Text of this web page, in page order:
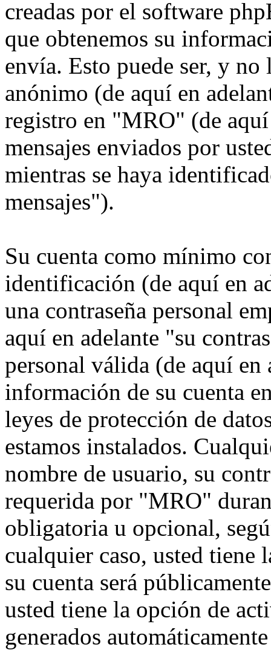
creadas por el software
que obtenemos su
envía. Esto puede ser, y
anónimo (de aquí en
registro en "MRO" (de
mensajes enviados por
mientras se haya
mensajes").
Su cuenta como mínimo
identificación (de aquí en
una contraseña personal
aquí en adelante "su
personal válida (de aquí
información de su cuenta
leyes de protección de
estamos instalados.
nombre de usuario, su
requerida por "MRO"
obligatoria u opcional,
cualquier caso, usted tiene
su cuenta será
usted tiene la opción de
generados